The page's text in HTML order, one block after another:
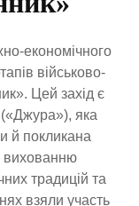
економічного
військово-
Цей захід є
яка
й покликана
вихованню
традицій та
взяли участь